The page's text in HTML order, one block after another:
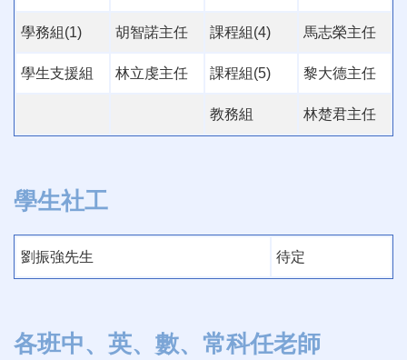
學務組(1) 胡智諾主任 課程組(4) 馬志榮主任
學生支援組 林立虔主任 課程組(5) 黎大德主任
教務組 林楚君主任
學生社工
劉振強先生 待定
各班中、英、數、常科任老師